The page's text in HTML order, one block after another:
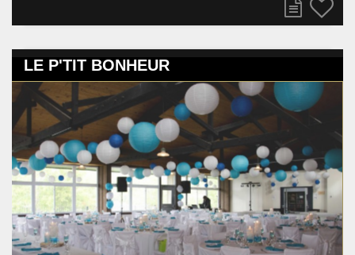
LE P'TIT BONHEUR